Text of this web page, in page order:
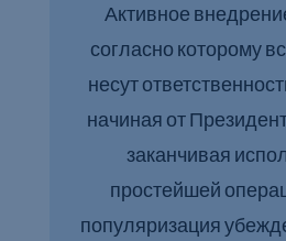
Активное
согласно которому
несут
начиная от
заканчивая
простейшей
популяризация